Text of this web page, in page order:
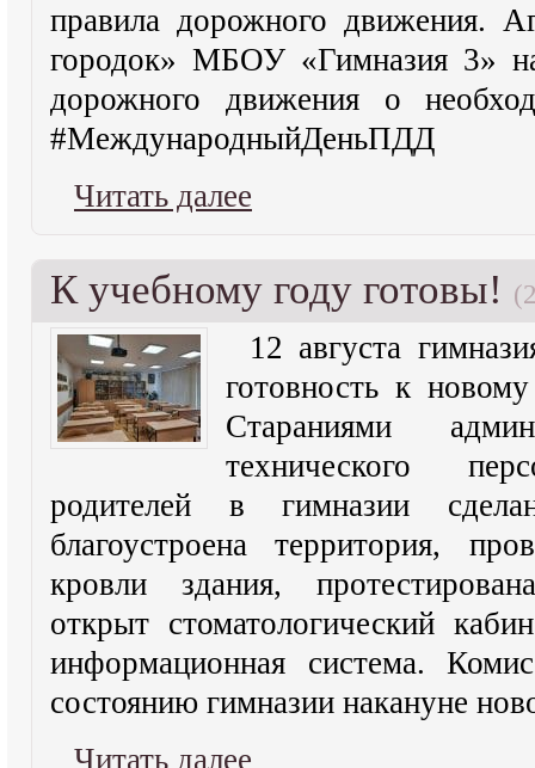
правила дорожного движения.
городок» МБОУ «Гимназия 3»
дорожного движения о
#МеждународныйДеньПДД
Читать далее
К учебному году готовы!
12 августа
готовность к
Стараниями
технического
родителей в гимназии
благоустроена территория,
кровли здания,
открыт стоматологический
информационная система.
состоянию гимназии накануне
Читать далее